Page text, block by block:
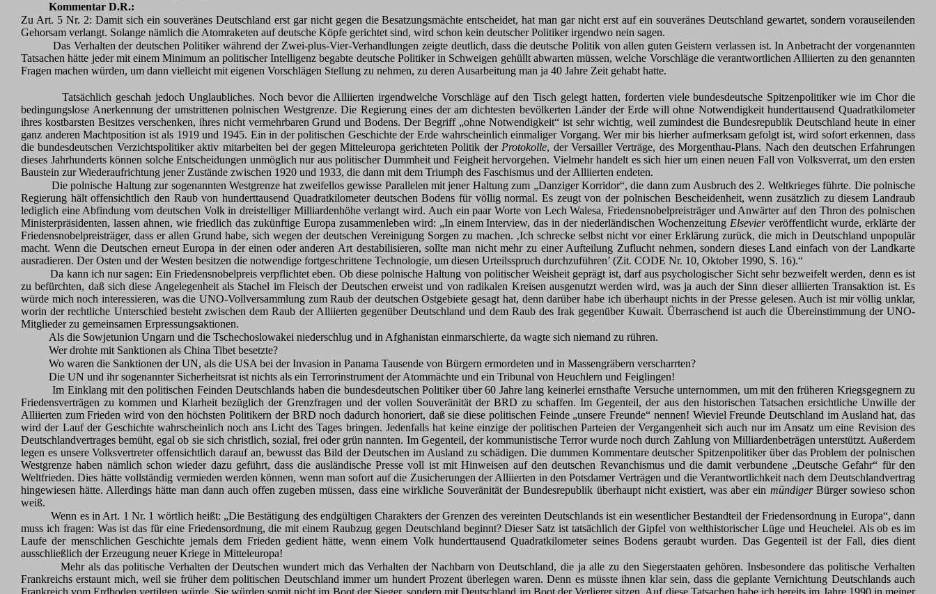
Kommentar D.R.:
Zu Art. 5 Nr. 2: Damit sich ein souveränes Deutschland erst gar nicht gegen die Besatzungsmächte entscheidet, hat man gar nicht erst auf ein souveränes Deutschland gewartet, sondern vorauseilenden
Gehorsam verlangt. Solange nämlich die Atomraketen auf deutsche Köpfe gerichtet sind, wird schon kein deutscher Politiker irgendwo nein sagen.
Das Verhalten der deutschen Politiker während der Zwei-plus-Vier-Verhandlungen zeigte deutlich, dass die deutsche Politik von allen guten Geistern verlassen ist. In Anbetracht der vorgenannten
Tatsachen hätte jeder mit einem Minimum an politischer Intelligenz begabte deutsche Politiker in Schweigen gehüllt abwarten müssen, welche Vorschläge die verantwortlichen Alliierten zu den genannten
Fragen machen würden, um dann vielleicht mit eigenen Vorschlägen Stellung zu nehmen, zu deren Ausarbeitung man ja 40 Jahre Zeit gehabt hatte.
Tatsächlich geschah jedoch Unglaubliches. Noch bevor die Alliierten irgendwelche Vorschläge auf den Tisch gelegt hatten, forderten viele bundesdeutsche Spitzenpolitiker wie im Chor die
bedingungslose Anerkennung der umstrittenen polnischen Westgrenze. Die Regierung eines der am dichtesten bevölkerten Länder der Erde will ohne Notwendigkeit hunderttausend Quadratkilometer
ihres kostbarsten Besitzes verschenken, ihres nicht vermehrbaren Grund und Bodens. Der Begriff „ohne Notwendigkeit“ ist sehr wichtig, weil zumindest die Bundesrepublik Deutschland heute in einer
ganz anderen Machtposition ist als 1919 und 1945. Ein in der politischen Geschichte der Erde wahrscheinlich einmaliger Vorgang. Wer mir bis hierher aufmerksam gefolgt ist, wird sofort erkennen, dass
die bundesdeutschen Verzichtspolitiker aktiv mitarbeiten bei der gegen Mitteleuropa gerichteten Politik der Protokolle, der Versailler Verträge, des Morgenthau-Plans. Nach den deutschen Erfahrungen
dieses Jahrhunderts können solche Entscheidungen unmöglich nur aus politischer Dummheit und Feigheit hervorgehen. Vielmehr handelt es sich hier um einen neuen Fall von Volksverrat, um den ersten
Baustein zur Wiederaufrichtung jener Zustände zwischen 1920 und 1933, die dann mit dem Triumph des Faschismus und der Alliierten endeten.
Die polnische Haltung zur sogenannten Westgrenze hat zweifellos gewisse Parallelen mit jener Haltung zum „Danziger Korridor“, die dann zum Ausbruch des 2. Weltkrieges führte. Die polnische
Regierung hält offensichtlich den Raub von hunderttausend Quadratkilometer deutschen Bodens für völlig normal. Es zeugt von der polnischen Bescheidenheit, wenn zusätzlich zu diesem Landraub
lediglich eine Abfindung vom deutschen Volk in dreistelliger Milliardenhöhe verlangt wird. Auch ein paar Worte von Lech Walesa, Friedensnobelpreisträger und Anwärter auf den Thron des polnischen
Ministerpräsidenten, lassen ahnen, wie friedlich das zukünftige Europa zusammenleben wird: „In einem Interview, das in der niederländischen Wochenzeitung Elsevierveröffentlicht wurde, erklärte der
Friedensnobelpreisträger, dass er allen Grund habe, sich wegen der deutschen Vereinigung Sorgen zu machen. ‚Ich schrecke selbst nicht vor einer Erklärung zurück, die mich in Deutschland unpopulär
macht. Wenn die Deutschen erneut Europa in der einen oder anderen Art destabilisieren, sollte man nicht mehr zu einer Aufteilung Zuflucht nehmen, sondern dieses Land einfach von der Landkarte
ausradieren. Der Osten und der Westen besitzen die notwendige fortgeschrittene Technologie, um diesen Urteilsspruch durchzuführen’ (Zit. CODE Nr. 10, Oktober 1990, S. 16).“
Da kann ich nur sagen: Ein Friedensnobelpreis verpflichtet eben. Ob diese polnische Haltung von politischer Weisheit geprägt ist, darf aus psychologischer Sicht sehr bezweifelt werden, denn es ist
zu befürchten, daß sich diese Angelegenheit als Stachel im Fleisch der Deutschen erweist und von radikalen Kreisen ausgenutzt werden wird, was ja auch der Sinn dieser alliierten Transaktion ist. Es
würde mich noch interessieren, was die UNO-Vollversammlung zum Raub der deutschen Ostgebiete gesagt hat, denn darüber habe ich überhaupt nichts in der Presse gelesen. Auch ist mir völlig unklar,
worin der rechtliche Unterschied besteht zwischen dem Raub der Alliierten gegenüber Deutschland und dem Raub des Irak gegenüber Kuwait. Überraschend ist auch die Übereinstimmung der UNO-
Mitglieder zu gemeinsamen Erpressungsaktionen.
Als die Sowjetunion Ungarn und die Tschechoslowakei niederschlug und in Afghanistan einmarschierte, da wagte sich niemand zu rühren.
Wer drohte mit Sanktionen als China Tibet besetzte?
Wo waren die Sanktionen der UN, als die USA bei der Invasion in Panama Tausende von Bürgern ermordeten und in Massengräbern verscharrten?
Die UN und ihr sogenannter Sicherheitsrat ist nichts als ein Terrorinstrument der Atommächte und ein Tribunal von Heuchlern und Feiglingen!
Im Einklang mit den politischen Feinden Deutschlands haben die bundesdeutschen Politiker über 60 Jahre lang keinerlei ernsthafte Versuche unternommen, um mit den früheren Kriegsgegnern zu
Friedensverträgen zu kommen und Klarheit bezüglich der Grenzfragen und der vollen Souveränität der BRD zu schaffen. Im Gegenteil, der aus den historischen Tatsachen ersichtliche Unwille der
Alliierten zum Frieden wird von den höchsten Politikern der BRD noch dadurch honoriert, daß sie diese politischen Feinde „unsere Freunde“ nennen! Wieviel Freunde Deutschland im Ausland hat, das
wird der Lauf der Geschichte wahrscheinlich noch ans Licht des Tages bringen. Jedenfalls hat keine einzige der politischen Parteien der Vergangenheit sich auch nur im Ansatz um eine Revision des
Deutschlandvertrages bemüht, egal ob sie sich christlich, sozial, frei oder grün nannten. Im Gegenteil, der kommunistische Terror wurde noch durch Zahlung von Milliardenbeträgen unterstützt. Außerdem
legen es unsere Volksvertreter offensichtlich darauf an, bewusst das Bild der Deutschen im Ausland zu schädigen. Die dummen Kommentare deutscher Spitzenpolitiker über das Problem der polnischen
Westgrenze haben nämlich schon wieder dazu geführt, dass die ausländische Presse voll ist mit Hinweisen auf den deutschen Revanchismus und die damit verbundene „Deutsche Gefahr“ für den
Weltfrieden. Dies hätte vollständig vermieden werden können, wenn man sofort auf die Zusicherungen der Alliierten in den Potsdamer Verträgen und die Verantwortlichkeit nach dem Deutschlandvertrag
hingewiesen hätte. Allerdings hätte man dann auch offen zugeben müssen, dass eine wirkliche Souveränität der Bundesrepublik überhaupt nicht existiert, was aber ein mündiger Bürger sowieso schon
weiß.
Wenn es in Art. 1 Nr. 1 wörtlich heißt: „Die Bestätigung des endgültigen Charakters der Grenzen des vereinten Deutschlands ist ein wesentlicher Bestandteil der Friedensordnung in Europa“, dann
muss ich fragen: Was ist das für eine Friedensordnung, die mit einem Raubzug gegen Deutschland beginnt? Dieser Satz ist tatsächlich der Gipfel von welthistorischer Lüge und Heuchelei. Als ob es im
Laufe der menschlichen Geschichte jemals dem Frieden gedient hätte, wenn einem Volk hunderttausend Quadratkilometer seines Bodens geraubt wurden. Das Gegenteil ist der Fall, dies dient
ausschließlich der Erzeugung neuer Kriege in Mitteleuropa!
Mehr als das politische Verhalten der Deutschen wundert mich das Verhalten der Nachbarn von Deutschland, die ja alle zu den Siegerstaaten gehören. Insbesondere das politische Verhalten
Frankreichs erstaunt mich, weil sie früher dem politischen Deutschland immer um hundert Prozent überlegen waren. Denn es müsste ihnen klar sein, dass die geplante Vernichtung Deutschlands auch
Frankreich vom Erdboden vertilgen würde. Sie würden somit nicht im Boot der Sieger, sondern mit Deutschland im Boot der Verlierer sitzen. Auf diese Tatsachen habe ich bereits im Jahre 1990 in meiner